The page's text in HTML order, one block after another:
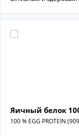
Яичный белок
100 % EGG PROTEIN